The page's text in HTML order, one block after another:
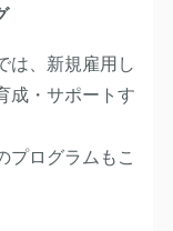
は、新規雇用し
成・サポートす
プログラムもこ